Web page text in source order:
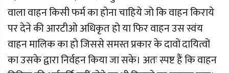
वाला वाहन किसी फर्म का होना चाहिये जो कि वाहन किराये
पर देने की आरटीओ अधिकृत हो या फिर वाहन उस स्वंय
वाहन मालिक का हो जिससे समस्त प्रकार के दावों दायित्वों
का उसके द्वारा निर्वहन किया जा सके। अतः स्पष्ट हैं कि वाहन